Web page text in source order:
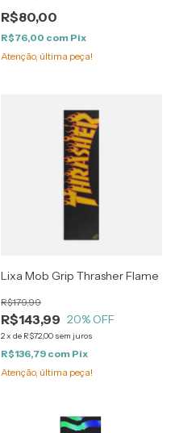
R$80,00
R$76,00 com Pix
Atenção, última peça!
Lixa Mob Grip Thrasher Flame
R$143,99
R$179,99
20% OFF
2x de R$72,00 sem juros
R$136,79 com Pix
Atenção, última peça!